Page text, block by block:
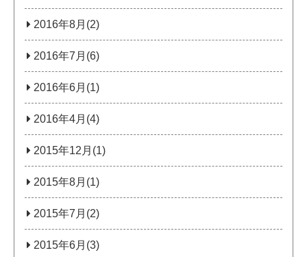
2016年8月(2)
2016年7月(6)
2016年6月(1)
2016年4月(4)
2015年12月(1)
2015年8月(1)
2015年7月(2)
2015年6月(3)